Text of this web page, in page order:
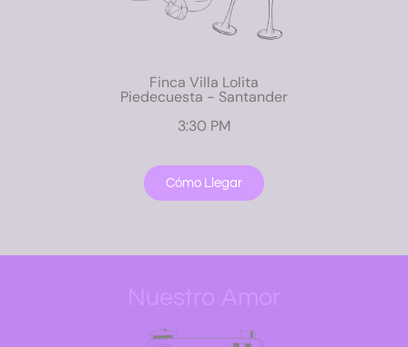
Finca Villa Lolita
Piedecuesta - Santander
3:30 PM
Cómo Llegar